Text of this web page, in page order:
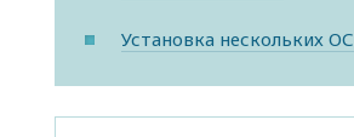
Установка нескольких ОС